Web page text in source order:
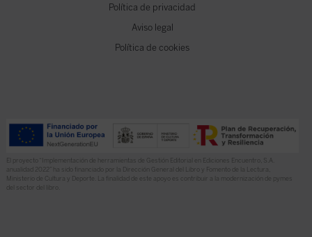
Política de privacidad
Aviso legal
Política de cookies
El proyecto “Implementación de herramientas de Gestión Editorial en Ediciones Encuentro, S.A.
anualidad 2022” ha sido financiado por la Dirección General del Libro y Fomento de la Lectura,
Ministerio de Cultura y Deporte. La finalidad de este apoyo es contribuir a la modernización de pymes
del sector del libro.